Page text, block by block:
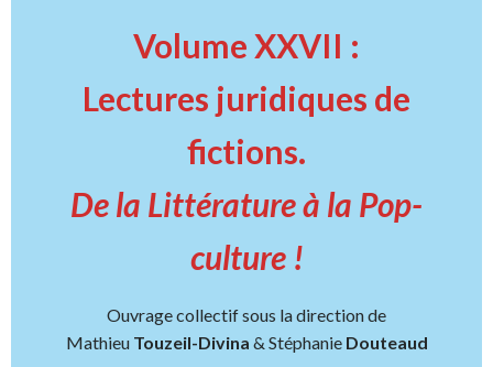
Volume XXVII :
Lectures juridiques de
fictions.
De la Littérature à la Pop-
culture !
Ouvrage collectif sous la direction de
Mathieu Touzeil-Divina & Stéphanie Douteaud